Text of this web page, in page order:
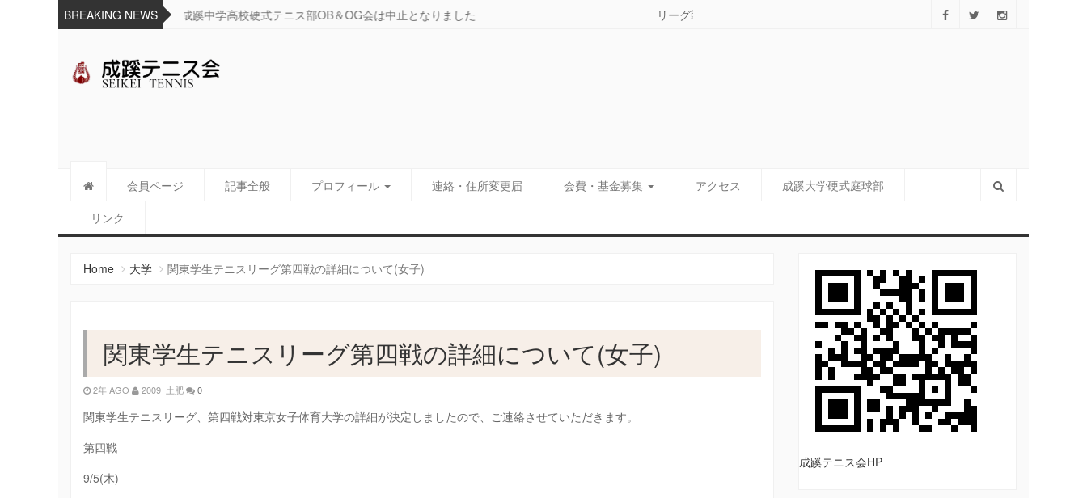
BREAKING NEWS リーグ戦の日程について
会員ページ 記事全般 プロフィール 連絡・住所変更届 会費・基金募集 アクセス
成蹊大学硬式庭球部
リンク
Home 大学 関東学生テニスリーグ第四戦の詳細について(女子)
関東学生テニスリーグ第四戦の詳細について(女子)
2年 AGO 2009_土肥 0
関東学生テニスリーグ、第四戦対東京女子体育大学の詳細が決定しましたので、ご連絡させていただきます。
第四戦
9/5(木)
成蹊テニス会HP